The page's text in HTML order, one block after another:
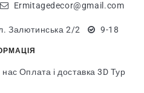
Ermitagedecor@gmail.com
Залютинська 2/2 9-18
нас Оплата і доставка 3D Тур